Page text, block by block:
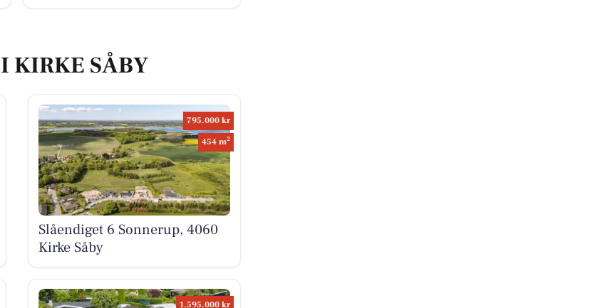
KIRKE SÅBY
795.000 kr
454 m2
Slåendiget 6 Sonnerup, 4060
Kirke Såby
1.595.000 kr